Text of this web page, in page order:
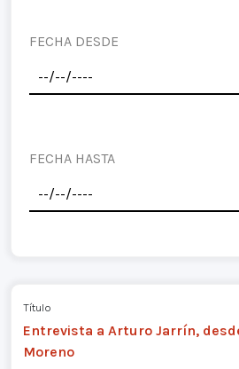
FECHA DESDE
FECHA HASTA
Título
Entrevista a Arturo Jarrín,
Moreno